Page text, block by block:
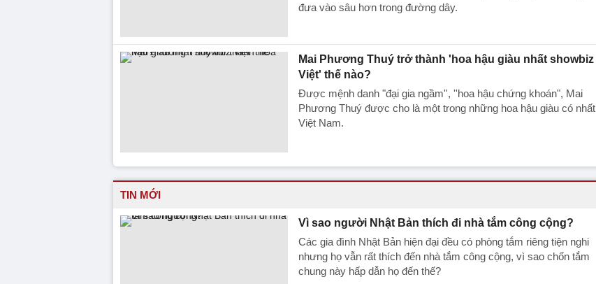
đưa vào sâu hơn trong đường dây.
Mai Phương Thuý trở thành 'hoa hậu giàu nhất showbiz
Việt' thế nào?
Được mệnh danh "đại gia ngầm'', ''hoa hậu chứng khoán", Mai
Phương Thuý được cho là một trong những hoa hậu giàu có nhất
Việt Nam.
TIN MỚI
Vì sao người Nhật Bản thích đi nhà tắm công cộng?
Các gia đình Nhật Bản hiện đại đều có phòng tắm riêng tiện nghi
nhưng họ vẫn rất thích đến nhà tắm công cộng, vì sao chốn tắm
chung này hấp dẫn họ đến thế?